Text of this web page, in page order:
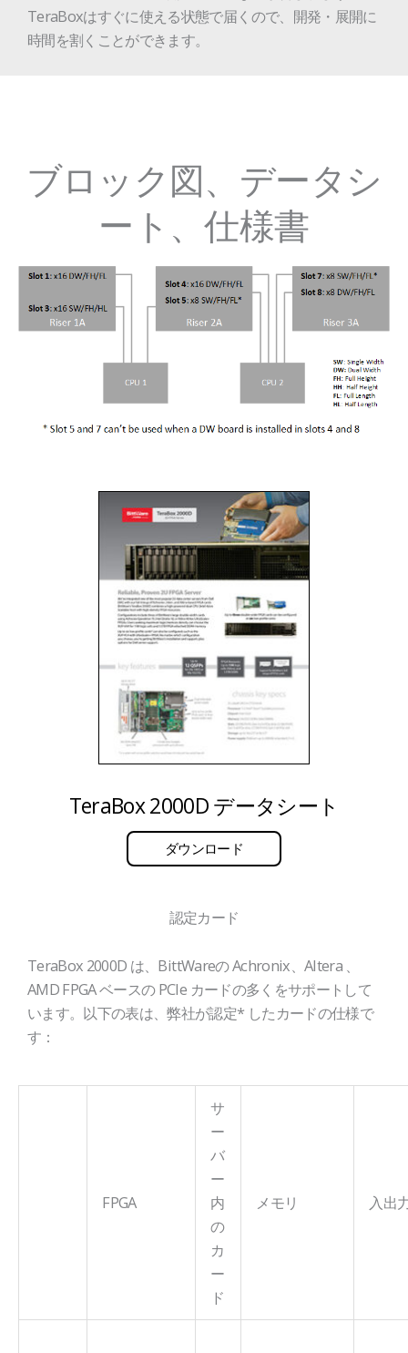
TeraBoxはすぐに使える状態で届くので、開発・展開に
時間を割くことができます。
ブロック図、データシ
ート、仕様書
TeraBox 2000D データシート
ダウンロード
認定カード
TeraBox 2000D は、BittWareの Achronix、Altera 、
AMD FPGA ベースの PCIe カードの多くをサポートして
います。以下の表は、弊社が認定* したカードの仕様で
す：
FPGA
サ
ー
バ
ー
内
の
カ
ー
ド
メモリ 入出